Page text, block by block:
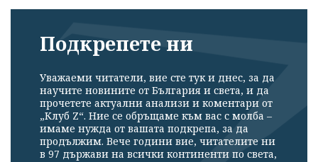
Подкрепете ни
Уважаеми читатели, вие сте тук и днес, за да
научите новините от България и света, и да
прочетете актуални анализи и коментари от
„Клуб Z“. Ние се обръщаме към вас с молба –
имаме нужда от вашата подкрепа, за да
продължим. Вече години вие, читателите ни
в 97 държави на всички континенти по света,